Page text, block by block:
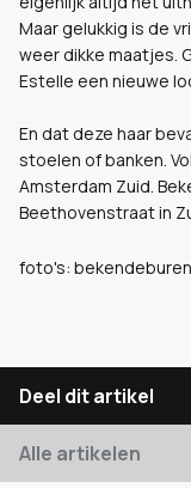
Maar gelukkig is de
weer dikke maatjes.
Estelle een nieuwe
En dat deze haar
stoelen of banken.
Amsterdam Zuid.
Beethovenstraat in
foto's: bekendeburen
Deel dit artikel
Alle artikelen